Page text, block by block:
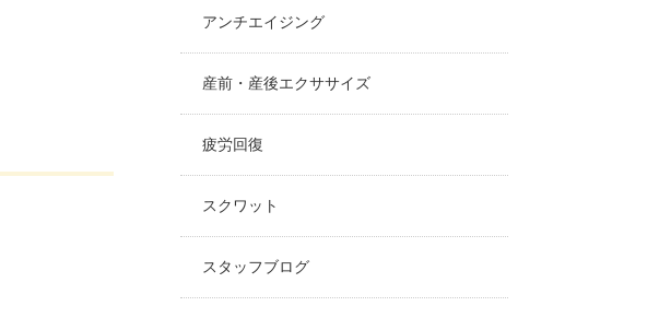
アンチエイジング
産前・産後エクササイズ
疲労回復
スクワット
スタッフブログ